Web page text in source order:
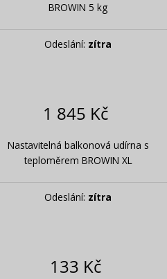
BROWIN 5 kg
Odeslání: zítra
1 845 Kč
Nastavitelná balkonová udírna s
teploměrem BROWIN XL
Odeslání: zítra
133 Kč